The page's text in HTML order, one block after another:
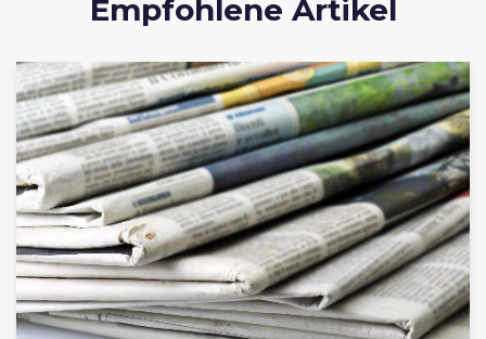
Empfohlene Artikel